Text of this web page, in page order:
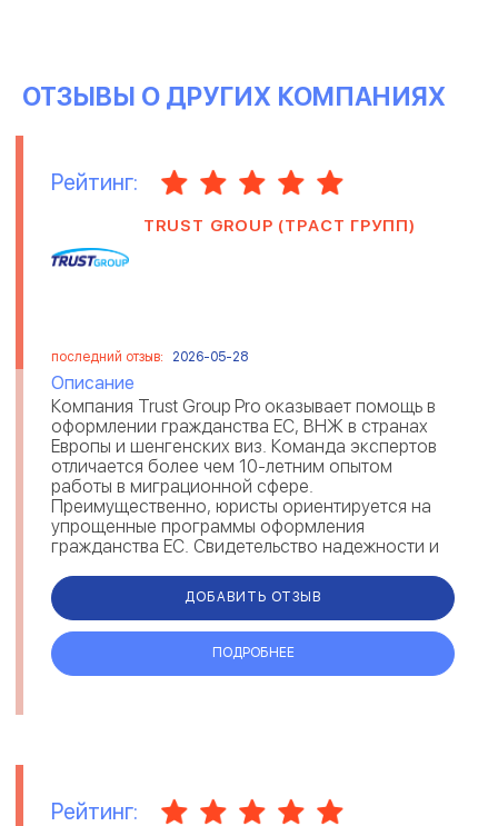
ОТЗЫВЫ О ДРУГИХ КОМПАНИЯХ
Рейтинг:
TRUST GROUP (ТРАСТ ГРУПП)
последний отзыв: 2026-05-28
Описание
Компания Trust Group Pro оказывает помощь в
оформлении гражданства ЕС, ВНЖ в странах
Европы и шенгенских виз. Команда экспертов
отличается более чем 10-летним опытом
работы в миграционной сфере.
Преимущественно, юристы ориентируется на
упрощенные программы оформления
гражданства ЕС. Свидетельство надежности и
на рейтингов...
ДОБАВИТЬ ОТЗЫВ
ПОДРОБНЕЕ
Рейтинг: